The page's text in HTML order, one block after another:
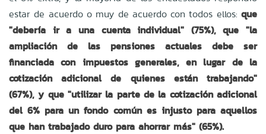
estar de acuerdo o muy de acuerdo con todos ellos: que
"debería ir a una cuenta individual" (75%), que "la
ampliación de las pensiones actuales debe ser
financiada con impuestos generales, en lugar de la
cotización adicional de quienes están trabajando"
(67%), y que "utilizar la parte de la cotización adicional
del 6% para un fondo común es injusto para aquellos
que han trabajado duro para ahorrar más" (65%).